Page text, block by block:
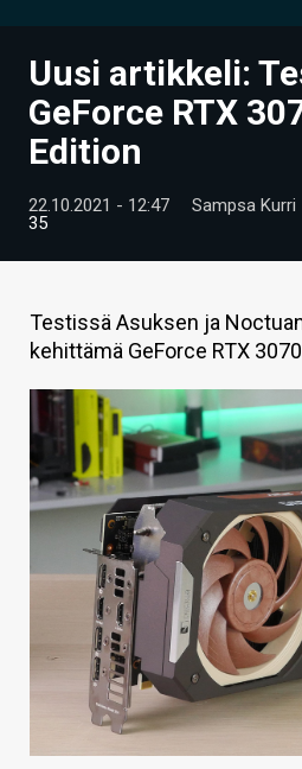
UUTISET
ARTIKKELIT
VIDEOT
HINTA.FI
KAUPPA
VAIHDA TEEMA
HAKU
Uusi artikkeli:
GeForce RTX
Edition
22.10.2021 - 12:47 Sampsa Kurri
35
Testissä Asuksen ja
kehittämä GeForce RTX